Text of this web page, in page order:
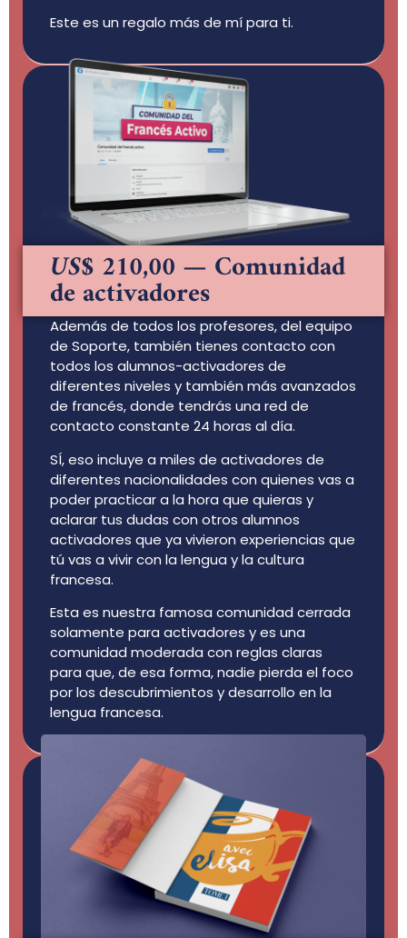
Este es un regalo más de mí para ti.
US$ 210,00— Comunidad
de activadores
Además de todos los profesores, del equipo
de Soporte, también tienes contacto con
todos los alumnos-activadores de
diferentes niveles y también más avanzados
de francés, donde tendrás una red de
contacto constante 24 horas al día.
SÍ, eso incluye a miles de activadores de
diferentes nacionalidades con quienes vas a
poder practicar a la hora que quieras y
aclarar tus dudas con otros alumnos
activadores que ya vivieron experiencias que
tú vas a vivir con la lengua y la cultura
francesa.
Esta es nuestra famosa comunidad cerrada
solamente para activadores y es una
comunidad moderada con reglas claras
para que, de esa forma, nadie pierda el foco
por los descubrimientos y desarrollo en la
lengua francesa.